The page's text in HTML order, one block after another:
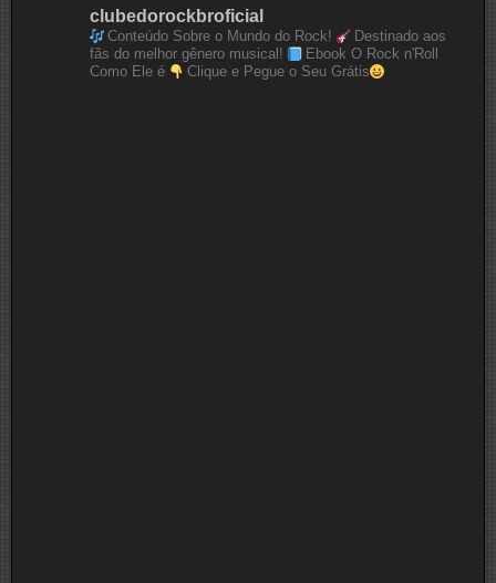
clubedorockbroficial
Conteúdo Sobre o Mundo do Rock!
Destinado aos
fãs do melhor gênero musical!
Ebook O Rock n'Roll
Como Ele é
Clique e Pegue o Seu Grátis